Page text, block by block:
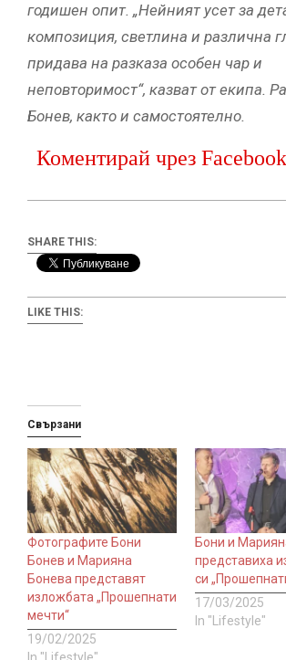
годишен опит. „Нейният усет за
композиция, светлина и различна
придава на разказа особен чар и
неповторимост“, казват от екипа.
Бонев, както и самостоятелно.
Коментирай чрез Facebook
SHARE THIS:
LIKE THIS:
Свързани
Фотографите Бони
Бонев и Марияна
Бонева представят
изложбата „Прошепнати
мечти“
19/02/2025
Бони и
представиха
си
17/03/2025
In "Lifestyle"